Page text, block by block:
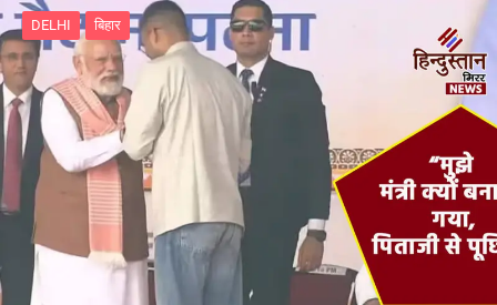
DELHI बिहार